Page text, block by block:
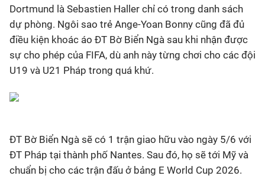
Dortmund là Sebastien Haller chỉ có trong danh sách
dự phòng. Ngôi sao trẻ Ange-Yoan Bonny cũng đã đủ
điều kiện khoác áo ĐT Bờ Biển Ngà sau khi nhận được
sự cho phép của FIFA, dù anh này từng chơi cho các đội
U19 và U21 Pháp trong quá khứ.
ĐT Bờ Biển Ngà sẽ có 1 trận giao hữu vào ngày 5/6 với
ĐT Pháp tại thành phố Nantes. Sau đó, họ sẽ tới Mỹ và
chuẩn bị cho các trận đấu ở bảng E World Cup 2026.